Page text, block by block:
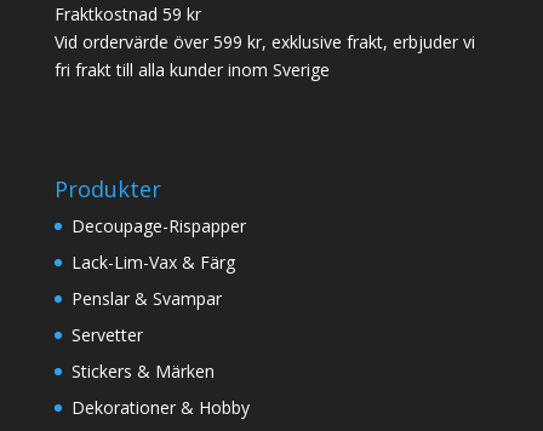
Fraktkostnad 59 kr
Vid ordervärde över 599 kr, exklusive frakt, erbjuder vi
fri frakt till alla kunder inom Sverige
Produkter
Decoupage-Rispapper
Lack-Lim-Vax & Färg
Penslar & Svampar
Servetter
Stickers & Märken
Dekorationer & Hobby